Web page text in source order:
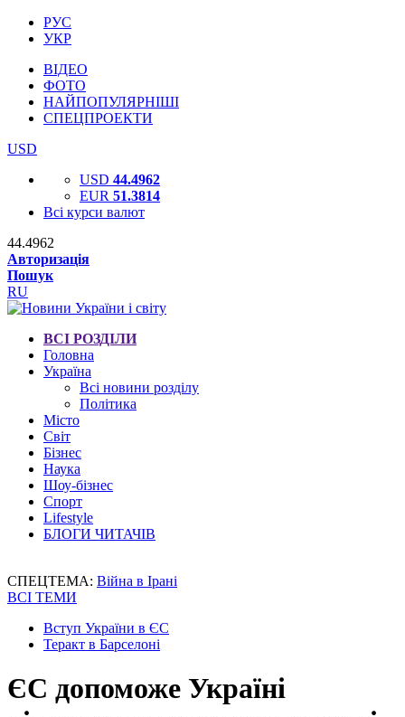
РУС
УКР
ВІДЕО
ФОТО
НАЙПОПУЛЯРНІШІ
СПЕЦПРОЕКТИ
USD
USD 44.4962
EUR 51.3814
Всі курси валют
44.4962
Авторизація
Пошук
RU
ВСІ РОЗДІЛИ
Головна
Україна
Всі новини розділу
Політика
Місто
Світ
Бізнес
Наука
Шоу-бізнес
Спорт
Lifestyle
БЛОГИ ЧИТАЧІВ
СПЕЦТЕМА: Війна в Ірані
ВСІ ТЕМИ
Вступ України в ЄС
Теракт в Барселоні
ЄС допоможе Україні